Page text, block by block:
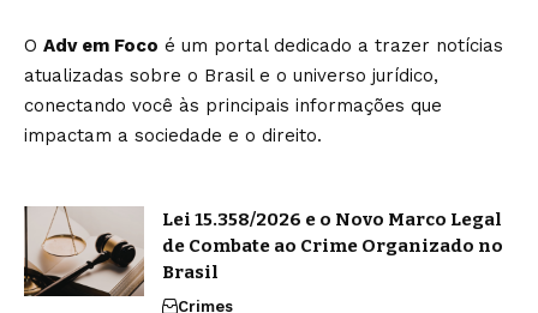
O Adv em Foco é um portal dedicado a trazer notícias
atualizadas sobre o Brasil e o universo jurídico,
conectando você às principais informações que
impactam a sociedade e o direito.
Lei 15.358/2026 e o Novo Marco Legal
de Combate ao Crime Organizado no
Brasil
Crimes